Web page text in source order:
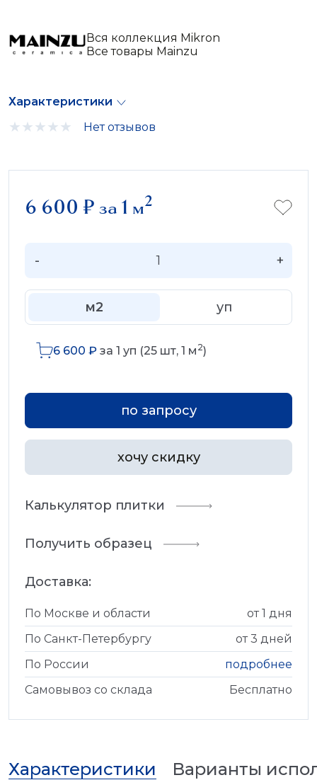
Вся коллекция Mikron
Все товары Mainzu
Характеристики
Нет отзывов
6 600 ₽за 1 м2
- +
м2 уп
6 600 ₽ за 1 уп (25 шт, 1 м 2)
по запросу
хочу скидку
Калькулятор плитки
Получить образец
Доставка:
По Москве и области
от 1 дня
По Санкт-Петербургу
от 3 дней
По России
подробнее
Самовывоз со склада
Бесплатно
Характеристики Варианты